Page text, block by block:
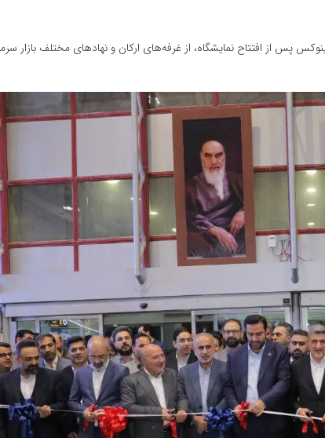
پس از افتتاح نمایشگاه، از غرفه‌های ارکان و نهادهای مختلف بازار